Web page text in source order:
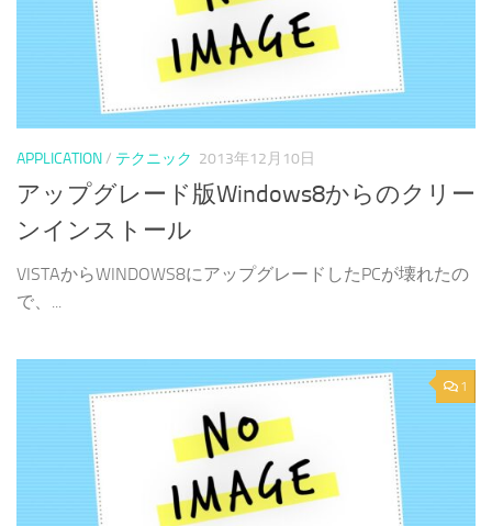
APPLICATION/ テクニック 2013年12月10日
アップグレード版Windows8からのクリー
ンインストール
VISTAからWINDOWS8にアップグレードしたPCが壊れたの
で、...
1